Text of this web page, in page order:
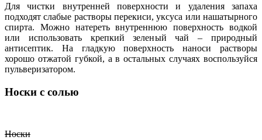
Для чистки внутренней поверхности и удаления запаха
подходят слабые растворы перекиси, уксуса или нашатырного
спирта. Можно натереть внутреннюю поверхность водкой
или использовать крепкий зеленый чай – природный
антисептик. На гладкую поверхность наноси растворы
хорошо отжатой губкой, а в остальных случаях воспользуйся
пульверизатором.
Носки с солью
Носки